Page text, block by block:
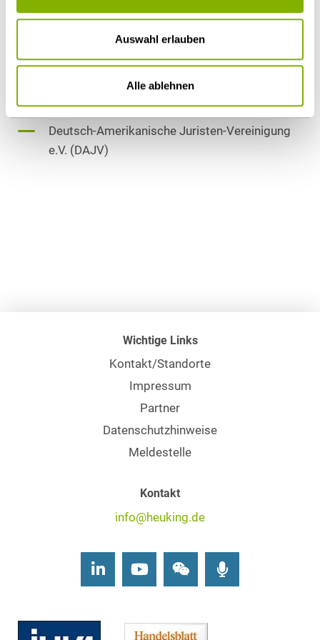
Auswahl erlauben
Alle ablehnen
International Bar Association (IBA)
Deutscher Juristinnenbund e.V. (djb)
Deutsch-Amerikanische Juristen-Vereinigung
e.V. (DAJV)
Wichtige Links
Kontakt/Standorte
Impressum
Partner
Datenschutzhinweise
Meldestelle
Kontakt
info@heuking.de
LinkedInYoutubeWechat